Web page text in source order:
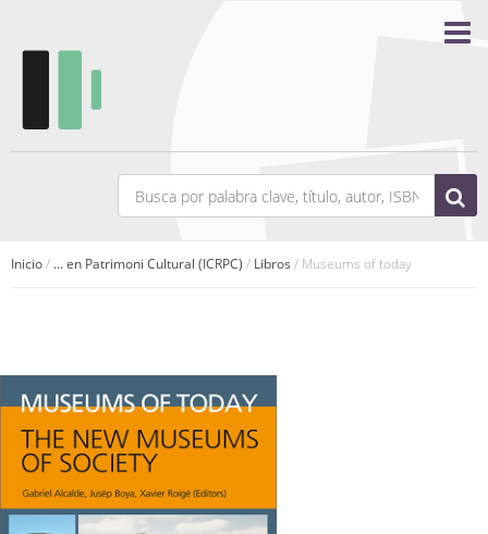
Inicio/ ... en Patrimoni Cultural (ICRPC) / Libros / Museums of today